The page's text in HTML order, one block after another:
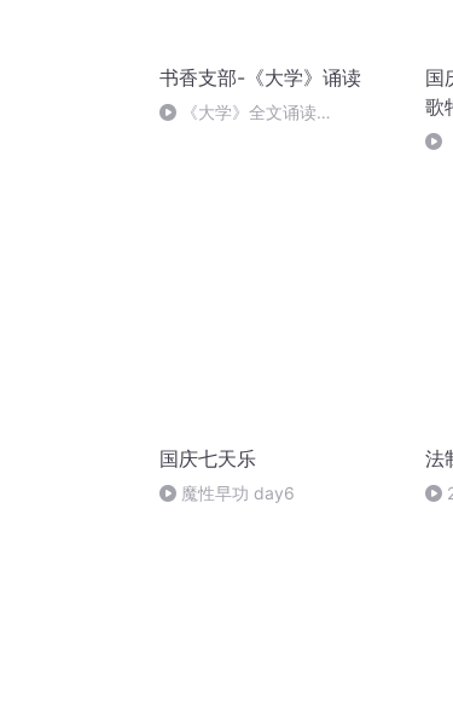
书香支部-《大学》诵读
《大学》全文诵读
国
歌
国庆七天乐
魔性早功 day6
法